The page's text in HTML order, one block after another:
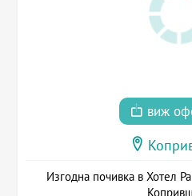
виж
Изгодна почивка в Хотел